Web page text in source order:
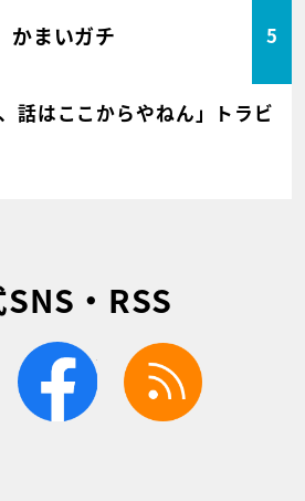
かまいガチ 5
話はここからやねん」トラビ
・RSS
twitter facebook